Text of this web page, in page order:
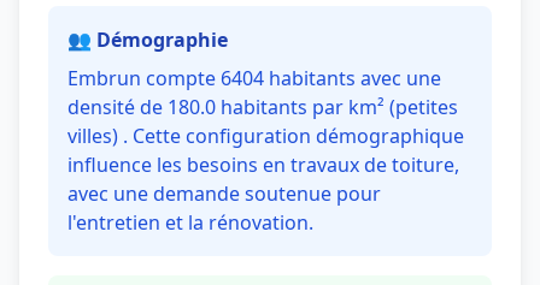
👥 Démographie
Embrun compte 6404 habitants avec une
densité de 180.0 habitants par km² (petites
villes) . Cette configuration démographique
influence les besoins en travaux de toiture,
avec une demande soutenue pour
l'entretien et la rénovation.